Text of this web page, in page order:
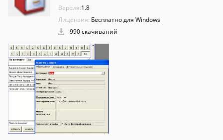
Версия:1.8
Лицензия: Бесплатно для Windows
990 скачиваний